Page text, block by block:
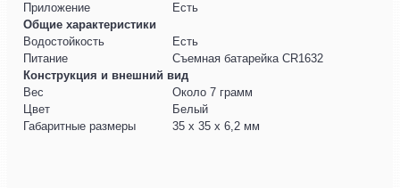
Приложение
Есть
Общие характеристики
Водостойкость
Есть
Питание
Съемная батарейка CR1632
Конструкция и внешний вид
Вес
Около 7 грамм
Цвет
Белый
Габаритные размеры
35 х 35 х 6,2 мм